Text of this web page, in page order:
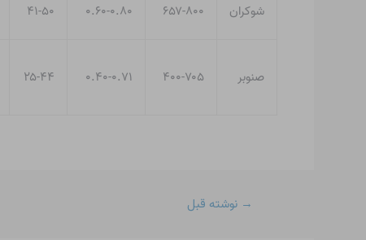
شوکران ۶۵۷-۸۰۰ ۰.۶۰-۰.۸۰ ۴۱-۵۰
صنوبر ۴۰۰-۷۰۵ ۰.۴۰-۰.۷۱ ۲۵-۴۴
→ نوشته قبل